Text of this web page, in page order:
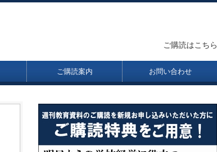
ご購読案内 お問い合わせ
ご購読はこちら